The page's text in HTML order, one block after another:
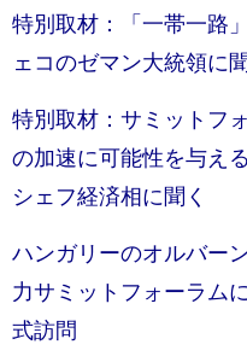
特別取材：「一帯一路
ェコのゼマン大統領に
特別取材：サミットフ
の加速に可能性を与え
シェフ経済相に聞く
ハンガリーのオルバー
力サミットフォーラム
式訪問